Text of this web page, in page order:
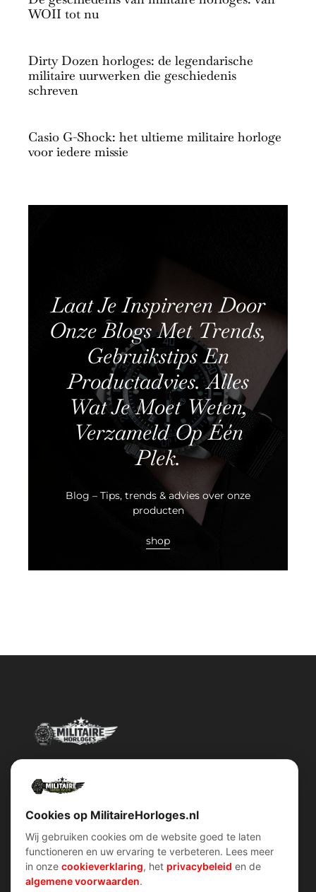
WOII tot nu
Dirty Dozen horloges: de legendarische
militaire uurwerken die geschiedenis
schreven
Casio G-Shock: het ultieme militaire horloge
voor iedere missie
Laat Je Inspireren Door
Onze Blogs Met Trends,
Gebruikstips En
Productadvies. Alles
Wat Je Moet Weten,
Verzameld Op Één
Plek.
Blog – Tips, trends & advies over onze
producten
shop
Militairehorloges.nl is de exclusieve importeur en distributeur van
Snel menu
Home
Over ons
klantenservice
Cookies op MilitaireHorloges.nl
Wij gebruiken cookies om de website goed te laten
functioneren en uw ervaring te verbeteren. Lees meer
in onze cookieverklaring, het privacybeleid en de
algemene voorwaarden.